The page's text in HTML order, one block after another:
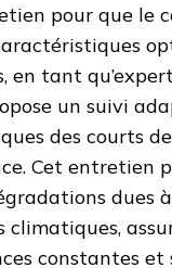
pour que le
en tant
un suivi
des courts
Cet entretien
dues
climatiques,
constantes et